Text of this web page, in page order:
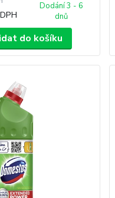
Dodání 3 - 6
dnů
do košíku